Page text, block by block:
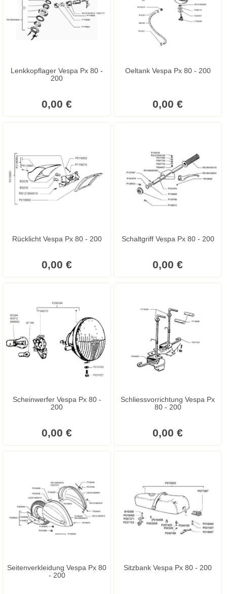
Lenkkopflager Vespa Px 80 -
200
0,00 €
Oeltank Vespa Px 80 - 200
0,00 €
Rücklicht Vespa Px 80 - 200
0,00 €
Schaltgriff Vespa Px 80 - 200
0,00 €
Scheinwerfer Vespa Px 80 -
200
0,00 €
Schliessvorrichtung Vespa Px
80 - 200
0,00 €
Seitenverkleidung Vespa Px 80
- 200
Sitzbank Vespa Px 80 - 200